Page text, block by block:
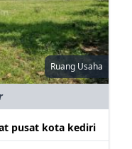
Ruang Usaha
pusat kota kediri